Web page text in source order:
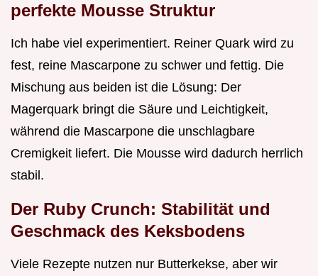
perfekte Mousse Struktur
Ich habe viel experimentiert. Reiner Quark wird zu
fest, reine Mascarpone zu schwer und fettig. Die
Mischung aus beiden ist die Lösung: Der
Magerquark bringt die Säure und Leichtigkeit,
während die Mascarpone die unschlagbare
Cremigkeit liefert. Die Mousse wird dadurch herrlich
stabil.
Der Ruby Crunch: Stabilität und
Geschmack des Keksbodens
Viele Rezepte nutzen nur Butterkekse, aber wir